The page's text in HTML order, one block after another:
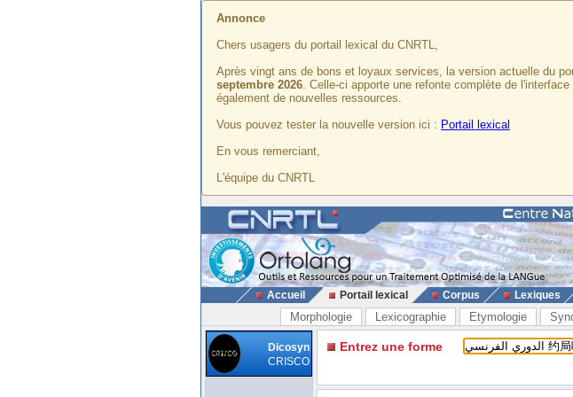
Annonce
Chers usagers du portail lexical du CNRTL,
Après vingt ans de bons et loyaux services, la version actuelle du
septembre 2026. Celle-ci apporte une refonte complète de
également de nouvelles ressources.
Vous pouvez tester la nouvelle version ici : Portail lexical
En vous remerciant,
L'équipe du CNRTL
Accueil Portail lexical Corpus Lexiques
Morphologie Lexicographie Etymologie
Dicosyn
CRISCO
Entrez une forme